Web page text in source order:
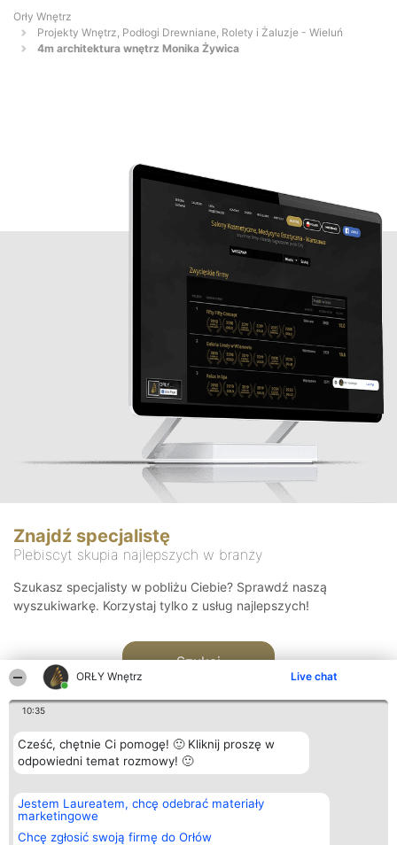
ORŁY Wnętrz Live chat
10:35
Cześć, chętnie Ci pomogę! 🙂 Kliknij proszę w
odpowiedni temat rozmowy! 🙂
Jestem Laureatem, chcę odebrać materiały
marketingowe
Chcę zgłosić swoją firmę do Orłów
Orły Wnętrz
Projekty Wnętrz, Podłogi Drewniane, Rolety i Żaluzje - Wieluń
4m architektura wnętrz Monika Żywica
Znajdź specjalistę
Plebiscyt skupia najlepszych w branży
Szukasz specjalisty w pobliżu Ciebie? Sprawdź naszą
wyszukiwarkę. Korzystaj tylko z usług najlepszych!
Szukaj
Organizator plebiscytu
Bright Side Solutions sp. z o.
o. sp. k.
ul. Ruska 22
Plebiscyt
Laureaci
wszystkich
Kontakt
Kontakt